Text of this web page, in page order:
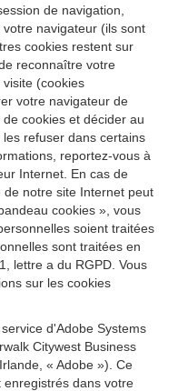
de navigation,
navigateur (ils sont
cookies restent sur
reconnaître votre
(cookies
votre navigateur de
cookies et décider au
refuser dans certains
reportez-vous à
Internet. En cas de
notre site Internet peut
cookies », vous
soient traitées
sont traitées en
lettre a du RGPD. Vous
sur les cookies
d'Adobe Systems
Citywest Business
« Adobe »). Ce
enregistrés dans votre